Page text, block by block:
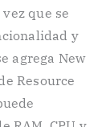
que se
y
agrega New
Resource